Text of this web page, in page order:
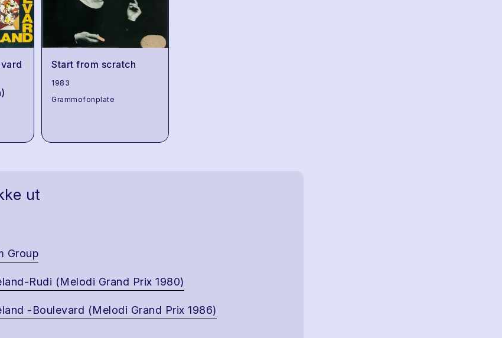
Start from scratch
1983
Grammofonplate
ut
Group
Rudi (Melodi Grand Prix 1980)
-Boulevard (Melodi Grand Prix 1986)